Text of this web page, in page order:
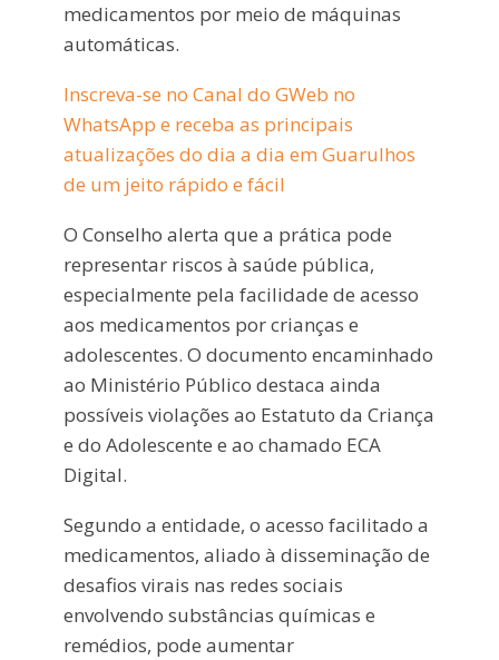
medicamentos por meio de máquinas
automáticas.
Inscreva-se no Canal do GWeb no
WhatsApp e receba as principais
atualizações do dia a dia em Guarulhos
de um jeito rápido e fácil
O Conselho alerta que a prática pode
representar riscos à saúde pública,
especialmente pela facilidade de acesso
aos medicamentos por crianças e
adolescentes. O documento encaminhado
ao Ministério Público destaca ainda
possíveis violações ao Estatuto da Criança
e do Adolescente e ao chamado ECA
Digital.
Segundo a entidade, o acesso facilitado a
medicamentos, aliado à disseminação de
desafios virais nas redes sociais
envolvendo substâncias químicas e
remédios, pode aumentar